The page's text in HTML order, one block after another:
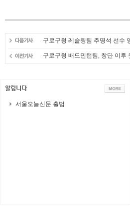
구로구청 레슬링팀 추명석 선수
구로구청 배드민턴팀, 창단 이후
서울오늘신문 출범